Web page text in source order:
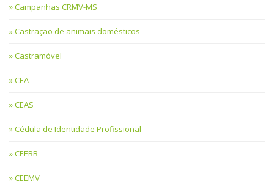
Campanhas CRMV-MS
Castração de animais domésticos
Castramóvel
CEA
CEAS
Cédula de Identidade Profissional
CEEBB
CEEMV